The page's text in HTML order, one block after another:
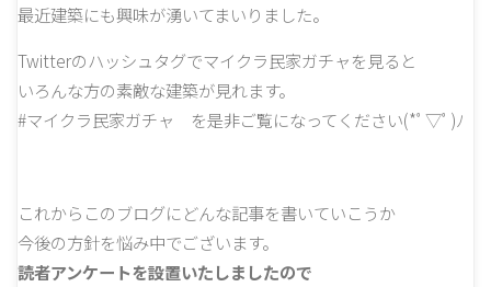
最近建築にも興味が湧いてまいりました。
Twitterのハッシュタグでマイクラ民家ガチャを見ると
いろんな方の素敵な建築が見れます。
#マイクラ民家ガチャ を是非ご覧になってください(*ﾟ▽ﾟ)ﾉ
これからこのブログにどんな記事を書いていこうか
今後の方針を悩み中でございます。
読者アンケートを設置いたしましたので